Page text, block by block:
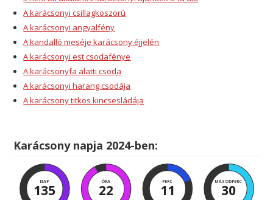
A karácsonyi csillagkoszorú
A karácsonyi angyalfény
A kandalló meséje karácsony éjjelén
A karácsonyi est csodafénye
A karácsonyfa alatti csoda
A karácsonyi harang csodája
A karácsony titkos kincsesládája
Karácsony napja 2024-ben:
NAP
135
ÓRA
22
PERC
11
MÁSODPERC
30